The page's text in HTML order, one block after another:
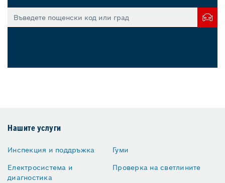
Нашите услуги
Инспекция и поддръжка
Електросистема и
диагностика
Гуми
Проверка на светлините